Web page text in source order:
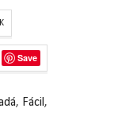
Save
, Fácil ,